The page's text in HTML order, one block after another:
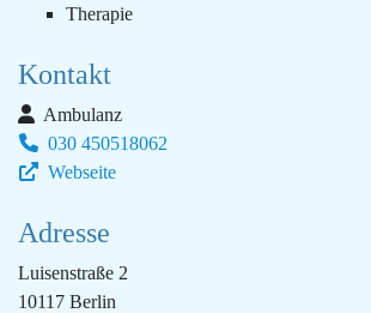
Therapie
Kontakt
Ambulanz
030 450518062
Webseite
Adresse
Luisenstraße 2
10117 Berlin